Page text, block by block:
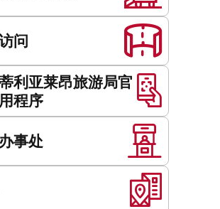
问
利亚莱昂旅游局官
程序
事处